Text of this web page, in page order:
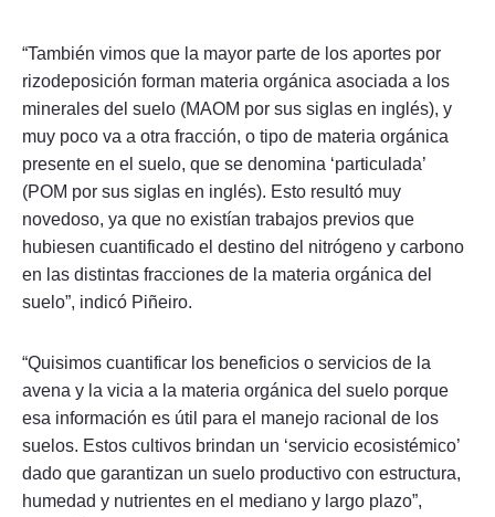
“También vimos que la mayor parte de los aportes por
rizodeposición forman materia orgánica asociada a los
minerales del suelo (MAOM por sus siglas en inglés), y
muy poco va a otra fracción, o tipo de materia orgánica
presente en el suelo, que se denomina ‘particulada’
(POM por sus siglas en inglés). Esto resultó muy
novedoso, ya que no existían trabajos previos que
hubiesen cuantificado el destino del nitrógeno y carbono
en las distintas fracciones de la materia orgánica del
suelo”, indicó Piñeiro.
“Quisimos cuantificar los beneficios o servicios de la
avena y la vicia a la materia orgánica del suelo porque
esa información es útil para el manejo racional de los
suelos. Estos cultivos brindan un ‘servicio ecosistémico’
dado que garantizan un suelo productivo con estructura,
humedad y nutrientes en el mediano y largo plazo”,